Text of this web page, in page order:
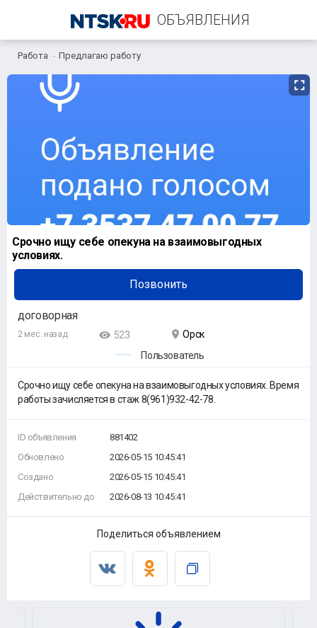
ОБЪЯВЛЕНИЯ
+7 (961) 932-42-78
Работа Предлагаю работу
Срочно ищу себе опекуна на взаимовыгодных
условиях.
Позвонить
договорная
2 мес. назад 523
Орск
Пользователь
Срочно ищу себе опекуна на взаимовыгодных условиях. Время
работы зачисляется в стаж 8(961)932-42-78.
ID объявления
Обновлено
Создано
Действительно до
881402
2026-05-15 10:45:41
2026-05-15 10:45:41
2026-08-13 10:45:41
Поделиться объявлением